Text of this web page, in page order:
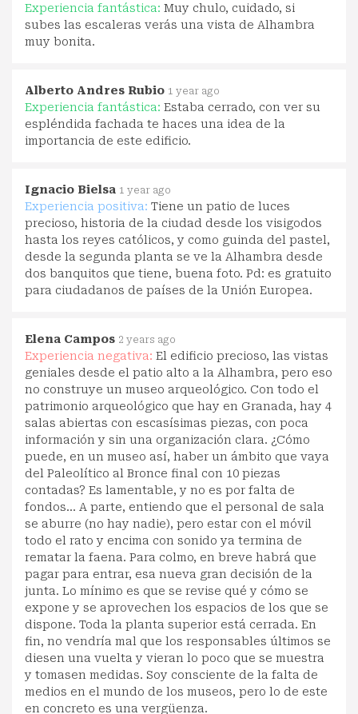
Experiencia fantástica: Muy chulo, cuidado, si
subes las escaleras verás una vista de Alhambra
muy bonita.
Alberto Andres Rubio 1 year ago
Experiencia fantástica: Estaba cerrado, con ver su
espléndida fachada te haces una idea de la
importancia de este edificio.
Ignacio Bielsa 1 year ago
Experiencia positiva: Tiene un patio de luces
precioso, historia de la ciudad desde los visigodos
hasta los reyes católicos, y como guinda del pastel,
desde la segunda planta se ve la Alhambra desde
dos banquitos que tiene, buena foto. Pd: es gratuito
para ciudadanos de países de la Unión Europea.
Elena Campos 2 years ago
Experiencia negativa: El edificio precioso, las vistas
geniales desde el patio alto a la Alhambra, pero eso
no construye un museo arqueológico. Con todo el
patrimonio arqueológico que hay en Granada, hay 4
salas abiertas con escasísimas piezas, con poca
información y sin una organización clara. ¿Cómo
puede, en un museo así, haber un ámbito que vaya
del Paleolítico al Bronce final con 10 piezas
contadas? Es lamentable, y no es por falta de
fondos... A parte, entiendo que el personal de sala
se aburre (no hay nadie), pero estar con el móvil
todo el rato y encima con sonido ya termina de
rematar la faena. Para colmo, en breve habrá que
pagar para entrar, esa nueva gran decisión de la
junta. Lo mínimo es que se revise qué y cómo se
expone y se aprovechen los espacios de los que se
dispone. Toda la planta superior está cerrada. En
fin, no vendría mal que los responsables últimos se
diesen una vuelta y vieran lo poco que se muestra
y tomasen medidas. Soy consciente de la falta de
medios en el mundo de los museos, pero lo de este
en concreto es una vergüenza.